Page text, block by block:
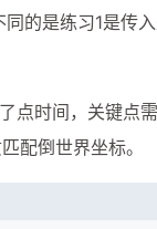
同的是练习1是传
点时间，关键点
配倒世界坐标。